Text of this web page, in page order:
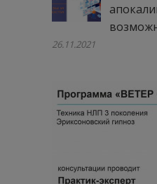
26.11.2021